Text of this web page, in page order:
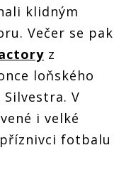
klidným
Večer se pak
z
loňského
V
i velké
fotbalu